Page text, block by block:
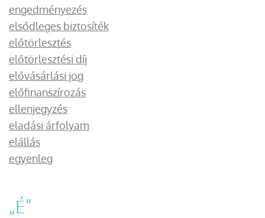
engedményezés
elsődleges biztosíték
előtörlesztés
előtörlesztési díj
elővásárlási jog
előfinanszírozás
ellenjegyzés
eladási árfolyam
elállás
egyenleg
„É”